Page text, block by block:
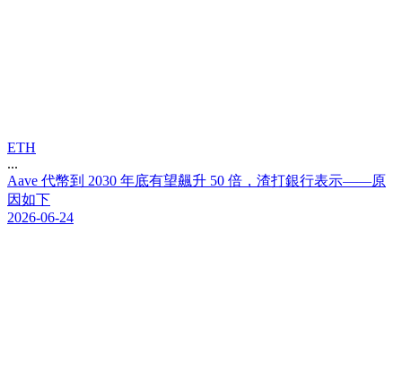
ETH
...
Aave 代幣到 2030 年底有望飆升 50 倍 ， 渣打銀行表示——原
因如下
2026-06-24